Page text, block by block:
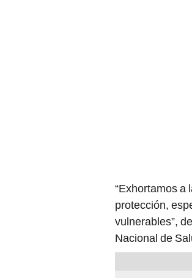
“Exhortamos a
protección,
vulnerables”,
Nacional de